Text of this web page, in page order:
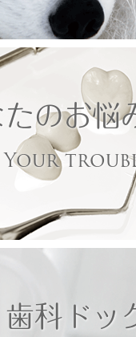
たのお悩
Your
歯科ドッ